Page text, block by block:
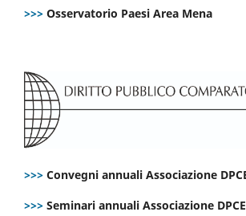
>>> Osservatorio Paesi Area Mena
>>> Convegni annuali Associazione
>>> Seminari annuali Associazione DPCE